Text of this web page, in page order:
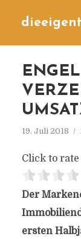
19. Juli 2018
Click to
Der
ersten